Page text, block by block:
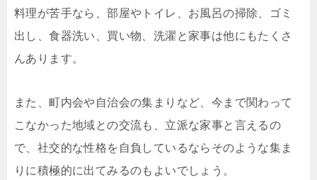
料理が苦手なら、部屋やトイレ、お風呂の掃除、ゴミ
出し、食器洗い、買い物、洗濯と家事は他にもたくさ
んあります。
また、町内会や自治会の集まりなど、今まで関わって
こなかった地域との交流も、立派な家事と言えるの
で、社交的な性格を自負しているならそのような集ま
りに積極的に出てみるのもよいでしょう。